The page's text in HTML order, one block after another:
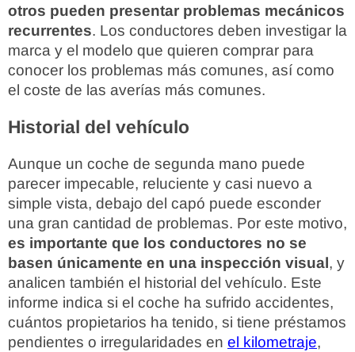
otros pueden presentar problemas mecánicos
recurrentes. Los conductores deben investigar la
marca y el modelo que quieren comprar para
conocer los problemas más comunes, así como
el coste de las averías más comunes.
Historial del vehículo
Aunque un coche de segunda mano puede
parecer impecable, reluciente y casi nuevo a
simple vista, debajo del capó puede esconder
una gran cantidad de problemas. Por este motivo,
es importante que los conductores no se
basen únicamente en una inspección visual, y
analicen también el historial del vehículo. Este
informe indica si el coche ha sufrido accidentes,
cuántos propietarios ha tenido, si tiene préstamos
pendientes o irregularidades en el kilometraje,